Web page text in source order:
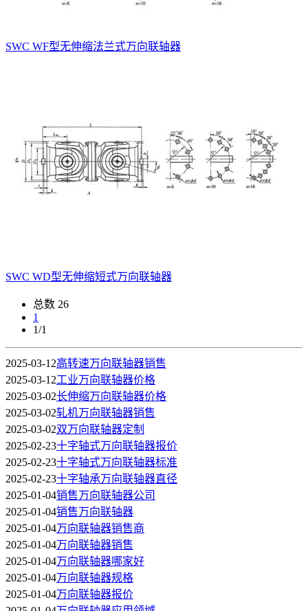
SWC WF型无伸缩法兰式万向联轴器
SWC WD型无伸缩短式万向联轴器
总数 26
1
1/1
2025-03-12高转速万向联轴器销售
2025-03-12工业万向联轴器价格
2025-03-02长伸缩万向联轴器价格
2025-03-02轧机万向联轴器销售
2025-03-02双万向联轴器定制
2025-02-23十字轴式万向联轴器报价
2025-02-23十字轴式万向联轴器标准
2025-02-23十字轴承万向联轴器直径
2025-01-04销售万向联轴器公司
2025-01-04销售万向联轴器
2025-01-04万向联轴器销售商
2025-01-04万向联轴器销售
2025-01-04万向联轴器哪家好
2025-01-04万向联轴器规格
2025-01-04万向联轴器报价